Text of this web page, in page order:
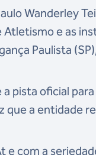
Wanderley
Atletismo e as
Paulista
pista oficial
que a entidade
e com a